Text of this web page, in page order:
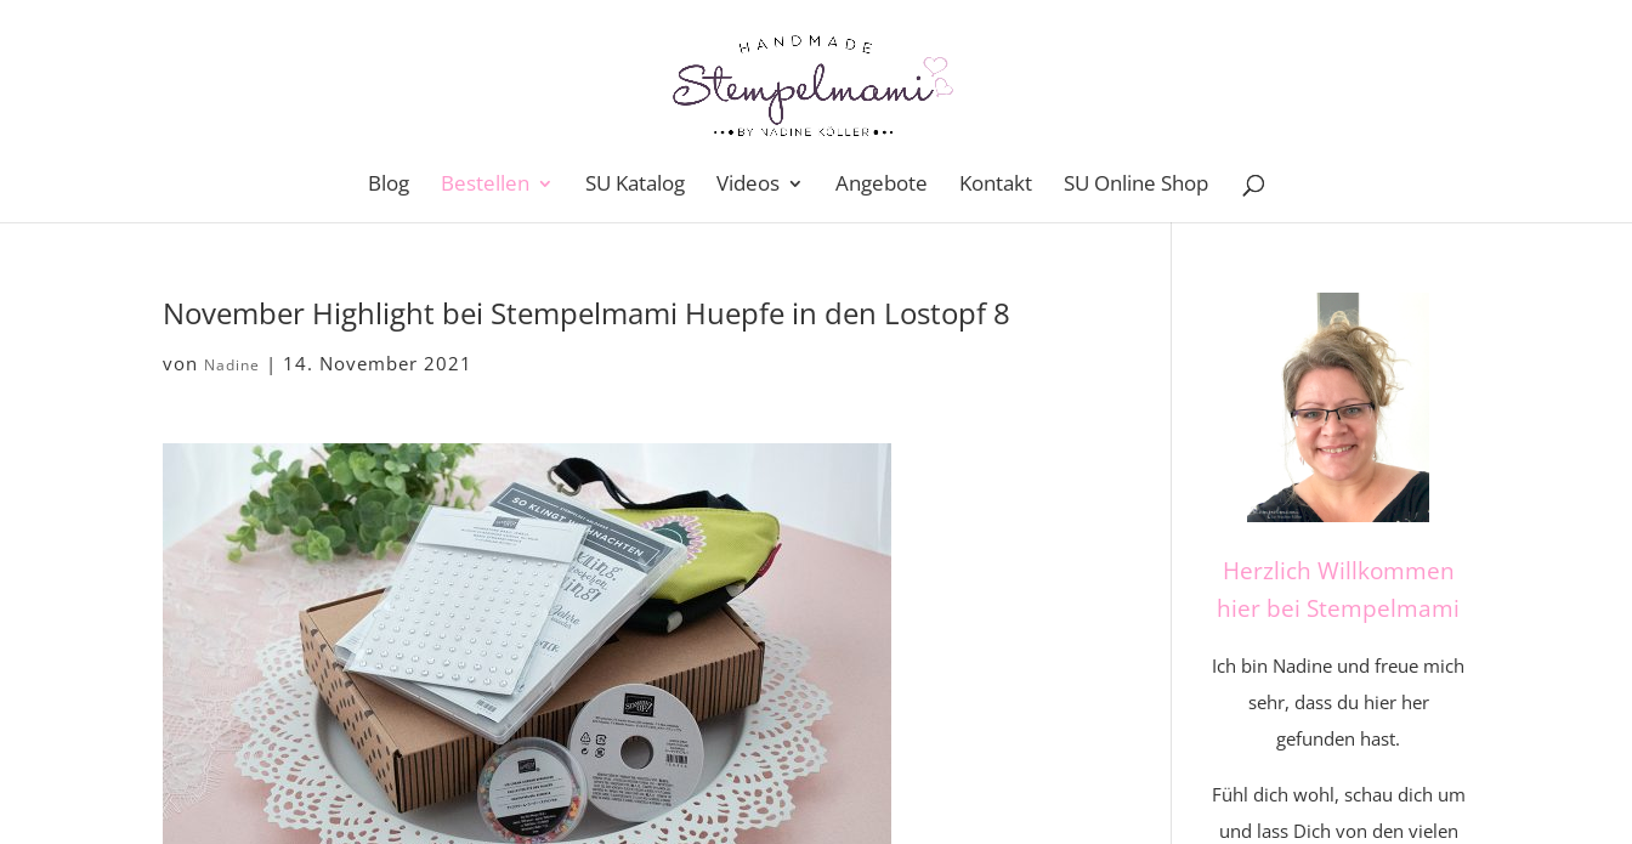
Blog Bestellen SU Katalog Videos Angebote Kontakt SU Online Shop
November Highlight bei Stempelmami Huepfe in den Lostopf 8
von Nadine | 14. November 2021
Herzlich Willkommen
hier bei Stempelmami
Ich bin Nadine und freue mich
sehr, dass du hier her
gefunden hast.
Fühl dich wohl, schau dich um
und lass Dich von den vielen